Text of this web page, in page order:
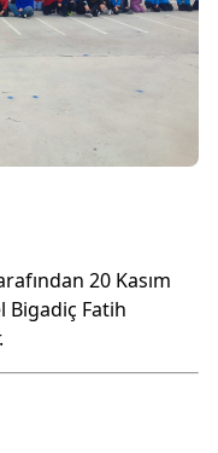
20 Kasım
Bigadiç Fatih